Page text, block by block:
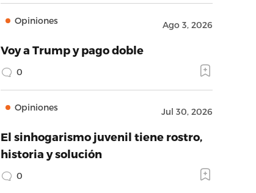
Opiniones Ago 3, 2026
Voy a Trump y pago doble
0
Opiniones Jul 30, 2026
El sinhogarismo juvenil tiene rostro,
historia y solución
0